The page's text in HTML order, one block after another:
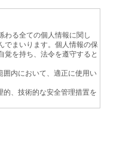
わる全ての個人情報に関し
でまいります。個人情報の保
を持ち、法令を遵守すると
内において、適正に使用い
、技術的な安全管理措置を